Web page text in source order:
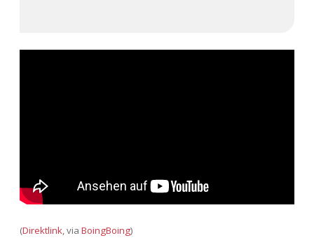
(Direktlink, via BoingBoing)